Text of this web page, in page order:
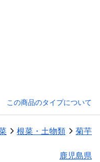
この商品のタイプについて
根菜・土物類 菊芋
鹿児島県